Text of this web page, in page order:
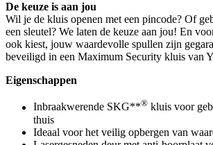
De keuze is aan jou
Wil je de kluis openen met een pincode? Of
een sleutel? We laten de keuze aan jou! En
ook kiest, jouw waardevolle spullen zijn
beveiligd in een Maximum Security kluis van
Eigenschappen
Inbraakwerende SKG**® kluis voor
thuis
Ideaal voor het veilig opbergen van